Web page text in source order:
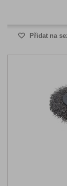
Přidat na